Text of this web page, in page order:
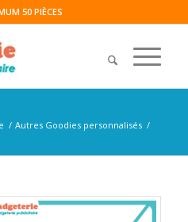
50 PIÈCES
/ Autres Goodies personnalisés /